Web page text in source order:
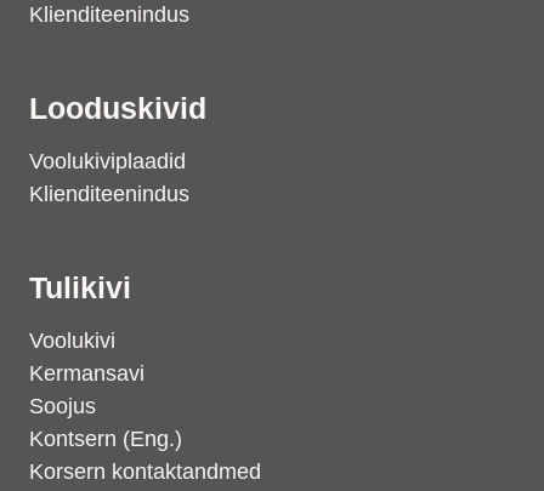
Klienditeenindus
Looduskivid
Voolukiviplaadid
Klienditeenindus
Tulikivi
Voolukivi
Kermansavi
Soojus
Kontsern (Eng.)
Korsern kontaktandmed